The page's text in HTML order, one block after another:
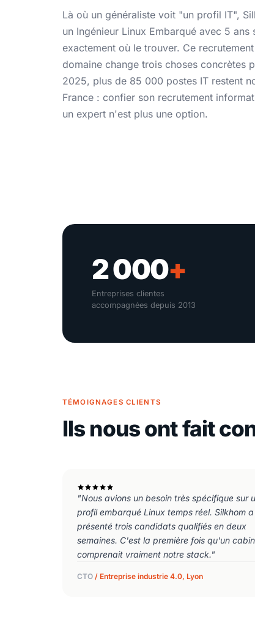
Là où un généraliste voit "un profil IT",
un Ingénieur Linux Embarqué avec 5 ans
exactement où le trouver. Ce
domaine change trois choses concrètes
2025, plus de 85 000 postes IT restent
France : confier son recrutement
un expert n'est plus une option.
2 000+
Entreprises clientes
accompagnées depuis 2013
TÉMOIGNAGES CLIENTS
Ils nous ont fait
"Nous avions un besoin très spécifique sur
profil embarqué Linux temps réel. Silkhom a
présenté trois candidats qualifiés en deux
semaines. C'est la première fois qu'un
comprenait vraiment notre stack."
CTO / Entreprise industrie 4.0, Lyon